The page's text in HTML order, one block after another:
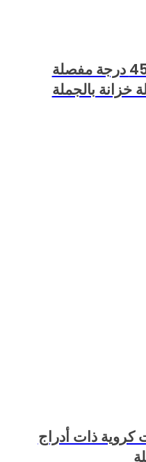
مفصلة بزاوية 45/90/135 درجة مفصلة
خزانة بالجملة
3 طيات كروية ذات أدراج